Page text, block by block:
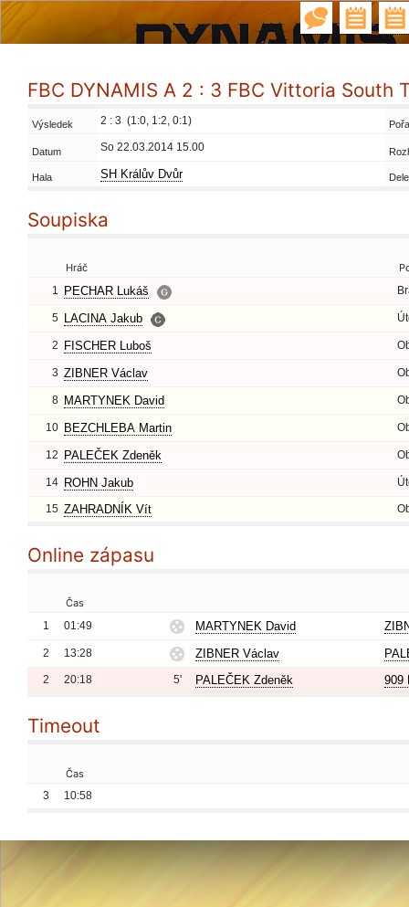
FBC DYNAMIS A 2 : 3 FBC Vittoria South
Výsledek 2 : 3 (1:0, 1:2, 0:1)
Datum So 22.03.2014 15.00
Hala SH Králův Dvůr
Soupiska
Hráč
1
PECHAR Lukáš
5 LACINA Jakub
2 FISCHER Luboš
3 ZIBNER Václav
8 MARTYNEK David
10 BEZCHLEBA Martin
12 PALEČEK Zdeněk
14 ROHN Jakub
15 ZAHRADNÍK Vít
Online zápasu
Čas
1
01:49 MARTYNEK David
2 13:28 ZIBNER Václav
2 20:18 5' PALEČEK Zdeněk 909
Timeout
Čas
3
10:58